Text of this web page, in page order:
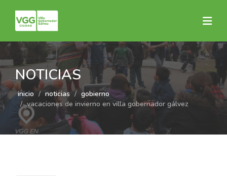
NOTICIAS
inicio noticias
gobierno
vacaciones de invierno en villa gobernador gálvez